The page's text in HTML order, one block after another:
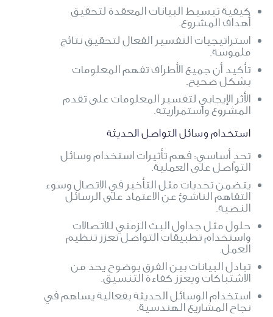
كيفية تبسيط البيانات المعقدة لتحقيق
أهداف المشروع.
استراتيجيات التفسير الفعال لتحقيق نتائج
ملموسة.
تأكيد أن جميع الأطراف تفهم المعلومات
بشكل صحيح.
الأثر الإيجابي لتفسير المعلومات على تقدم
المشروع واستمراريته.
استخدام وسائل التواصل الحديثة
تحدٍ أساسي: فهم تأثيرات استخدام وسائل
التواصل على العملية.
يتضمن تحديات مثل التأخير في الاتصال وسوء
التفاهم الناشئ عن الاعتماد على الرسائل
النصية.
حلول مثل جداول البث الزمني للاتصالات
واستخدام تطبيقات التواصل تعزز تنظيم
العمل.
تبادل البيانات بين الفرق بوضوح يحد من
الاشتباكات ويعزز كفاءة التنسيق.
استخدام الوسائل الحديثة بفعالية يساهم في
نجاح المشاريع الهندسية.